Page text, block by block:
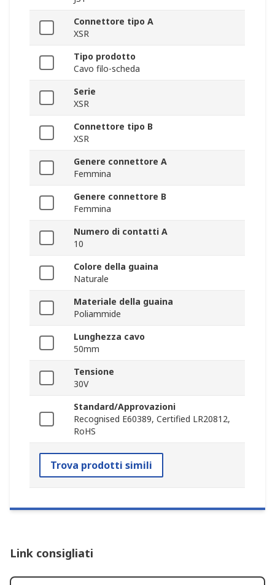
Connettore tipo A
XSR
Tipo prodotto
Cavo filo-scheda
Serie
XSR
Connettore tipo B
XSR
Genere connettore A
Femmina
Genere connettore B
Femmina
Numero di contatti A
10
Colore della guaina
Naturale
Materiale della guaina
Poliammide
Lunghezza cavo
50mm
Tensione
30V
Standard/Approvazioni
Recognised E60389, Certified LR20812,
RoHS
Trova prodotti simili
Link consigliati